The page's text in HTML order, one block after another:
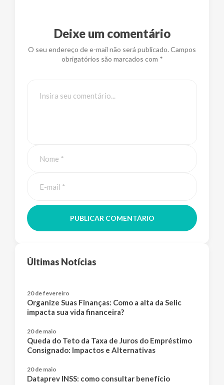
Deixe um comentário
O seu endereço de e-mail não será publicado. Campos
obrigatórios são marcados com *
PUBLICAR COMENTÁRIO
Últimas Notícias
20 de fevereiro
Organize Suas Finanças: Como a alta da Selic
impacta sua vida financeira?
20 de maio
Queda do Teto da Taxa de Juros do Empréstimo
Consignado: Impactos e Alternativas
20 de maio
Dataprev INSS: como consultar benefício